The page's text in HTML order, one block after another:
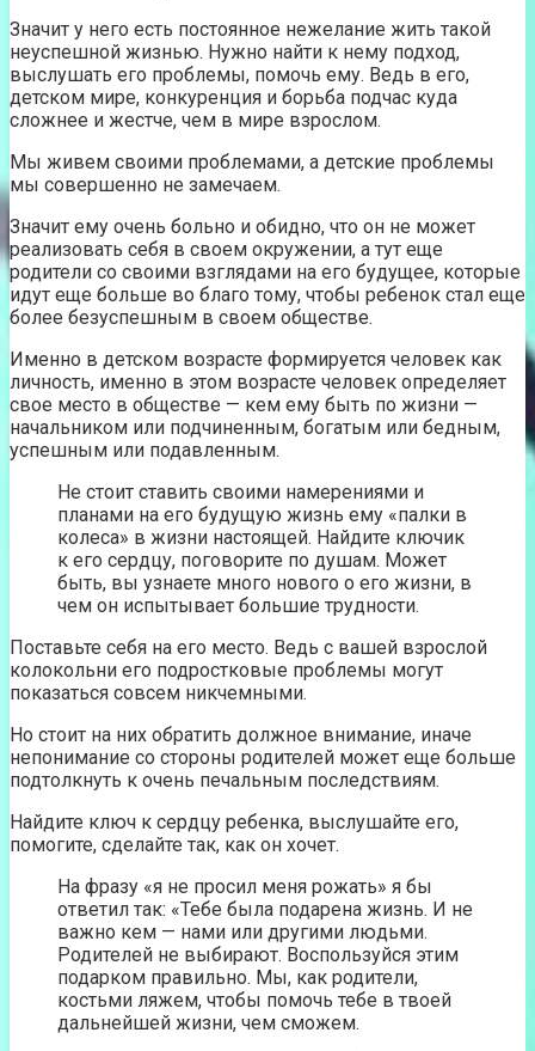
Значит у него есть постоянное нежелание жить такой
неуспешной жизнью. Нужно найти к нему подход,
выслушать его проблемы, помочь ему. Ведь в его,
детском мире, конкуренция и борьба подчас куда
сложнее и жестче, чем в мире взрослом.
Мы живем своими проблемами, а детские проблемы
мы совершенно не замечаем.
Значит ему очень больно и обидно, что он не может
реализовать себя в своем окружении, а тут еще
родители со своими взглядами на его будущее, которые
идут еще больше во благо тому, чтобы ребенок стал еще
более безуспешным в своем обществе.
Именно в детском возрасте формируется человек как
личность, именно в этом возрасте человек определяет
свое место в обществе — кем ему быть по жизни —
начальником или подчиненным, богатым или бедным,
успешным или подавленным.
Не стоит ставить своими намерениями и
планами на его будущую жизнь ему «палки в
колеса» в жизни настоящей. Найдите ключик
к его сердцу, поговорите по душам. Может
быть, вы узнаете много нового о его жизни, в
чем он испытывает большие трудности.
Поставьте себя на его место. Ведь с вашей взрослой
колокольни его подростковые проблемы могут
показаться совсем никчемными.
Но стоит на них обратить должное внимание, иначе
непонимание со стороны родителей может еще больше
подтолкнуть к очень печальным последствиям.
Найдите ключ к сердцу ребенка, выслушайте его,
помогите, сделайте так, как он хочет.
На фразу «я не просил меня рожать» я бы
ответил так: «Тебе была подарена жизнь. И не
важно кем — нами или другими людьми.
Родителей не выбирают. Воспользуйся этим
подарком правильно. Мы, как родители,
костьми ляжем, чтобы помочь тебе в твоей
дальнейшей жизни, чем сможем.